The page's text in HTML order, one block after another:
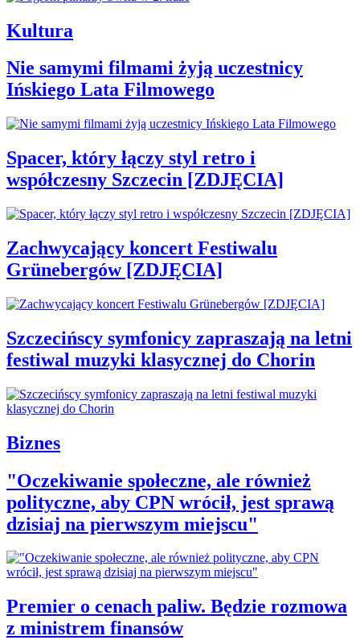
Kultura
Nie samymi filmami żyją uczestnicy
Ińskiego Lata Filmowego
Spacer, który łączy styl retro i
współczesny Szczecin [ZDJĘCIA]
Zachwycający koncert Festiwalu
Grünebergów [ZDJĘCIA]
Szczecińscy symfonicy zapraszają na letni
festiwal muzyki klasycznej do Chorin
Biznes
"Oczekiwanie społeczne, ale również
polityczne, aby CPN wrócił, jest sprawą
dzisiaj na pierwszym miejscu"
Premier o cenach paliw. Będzie rozmowa
z ministrem finansów